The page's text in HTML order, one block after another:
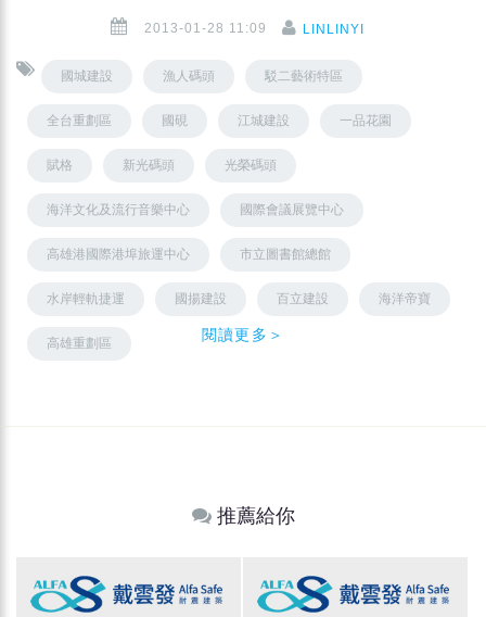
2013-01-28 11:09 LINLINYI
國城建設 漁人碼頭 駁二藝術特區
全台重劃區 國硯 江城建設 一品花園
賦格 新光碼頭 光榮碼頭
海洋文化及流行音樂中心 國際會議展覽中心
高雄港國際港埠旅運中心 市立圖書館總館
水岸輕軌捷運 國揚建設 百立建設 海洋帝寶
高雄重劃區 閱讀更多＞
推薦給你